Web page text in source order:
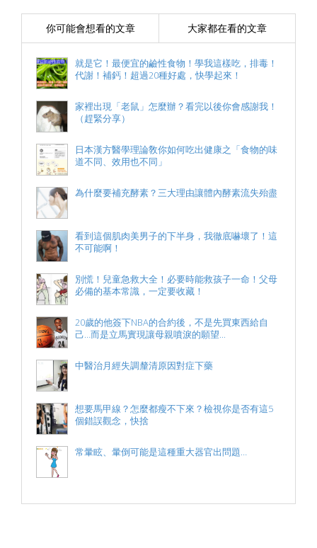
你可能會想看的文章 大家都在看的文章
就是它！最便宜的鹼性食物！學我這樣吃，排毒！
代謝！補鈣！超過20種好處，快學起來！
家裡出現「老鼠」怎麼辦？看完以後你會感謝我！
（趕緊分享）
日本漢方醫學理論敎你如何吃出健康之「食物的味
道不同、效用也不同」
為什麼要補充酵素？三大理由讓體內酵素流失殆盡
看到這個肌肉美男子的下半身，我徹底嚇壞了！這
不可能啊！
別慌！兒童急救大全！必要時能救孩子一命！父母
必備的基本常識，一定要收藏！
20歲的他簽下NBA的合約後，不是先買東西給自
己…而是立馬實現讓母親噴淚的願望...
中醫治月經失調釐清原因對症下藥
想要馬甲線？怎麼都瘦不下來？檢視你是否有這5
個錯誤觀念，快捨
常暈眩、暈倒可能是這種重大器官出問題…